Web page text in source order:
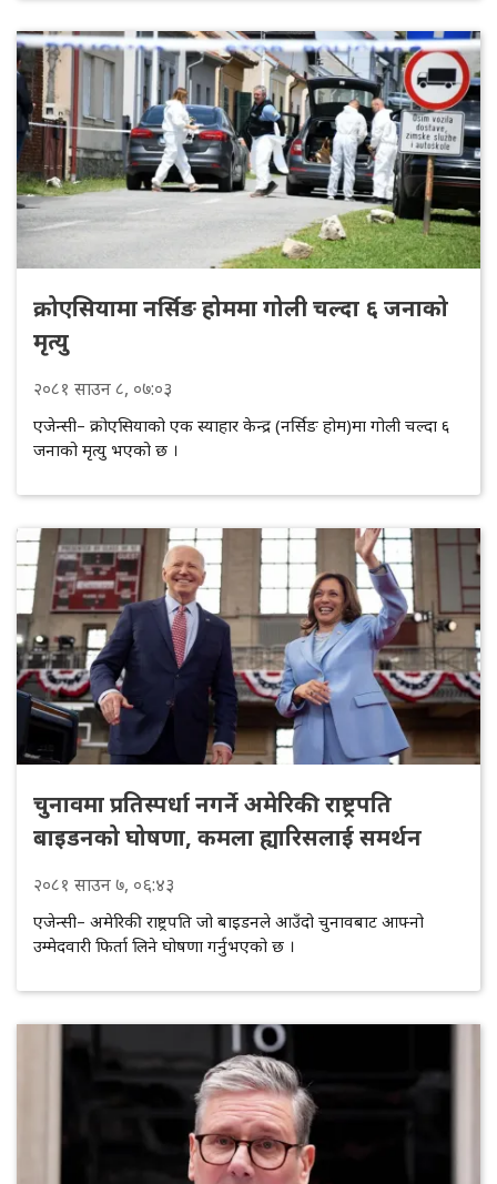
क्रोएसियामा नर्सिङ होममा गोली चल्दा ६ जनाको
मृत्यु
२०८१ साउन८, ०७:०३
एजेन्सी– क्रोएसियाको एक स्याहार केन्द्र (नर्सिङ होम)मा गोली चल्दा ६
जनाको मृत्यु भएको छ ।
चुनावमा प्रतिस्पर्धा नगर्ने अमेरिकी राष्ट्रपति
बाइडनको घोषणा, कमला ह्यारिसलाई समर्थन
२०८१ साउन७, ०६:४३
एजेन्सी– अमेरिकी राष्ट्रपति जो बाइडनले आउँदो चुनावबाट आफ्नो
उम्मेदवारी फिर्ता लिने घोषणा गर्नुभएको छ ।